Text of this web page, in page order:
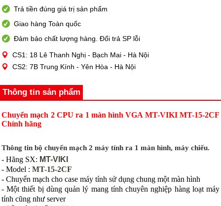
Trả tiền đúng giá trị sản phẩm
Giao hàng Toàn quốc
Đảm bảo chất lượng hàng. Đổi trả SP lỗi
CS1: 18 Lê Thanh Nghị - Bạch Mai - Hà Nội
CS2: 7B Trung Kính - Yên Hòa - Hà Nội
Thông tin sản phẩm
Chuyển mạch 2 CPU ra 1 màn hình VGA MT-VIKI MT-15-2CF
Chính hãng
Thông tin bộ chuyển mạch 2 máy tính ra 1 màn hình, máy chiếu.
- Hãng SX: MT-VIKI
- Model : MT-15-2CF
- Chuyển mạch cho case máy tính sử dụng chung một màn hình
- Một thiết bị dùng quản lý mang tính chuyên nghiệp hàng loạt máy
tính cũng như server